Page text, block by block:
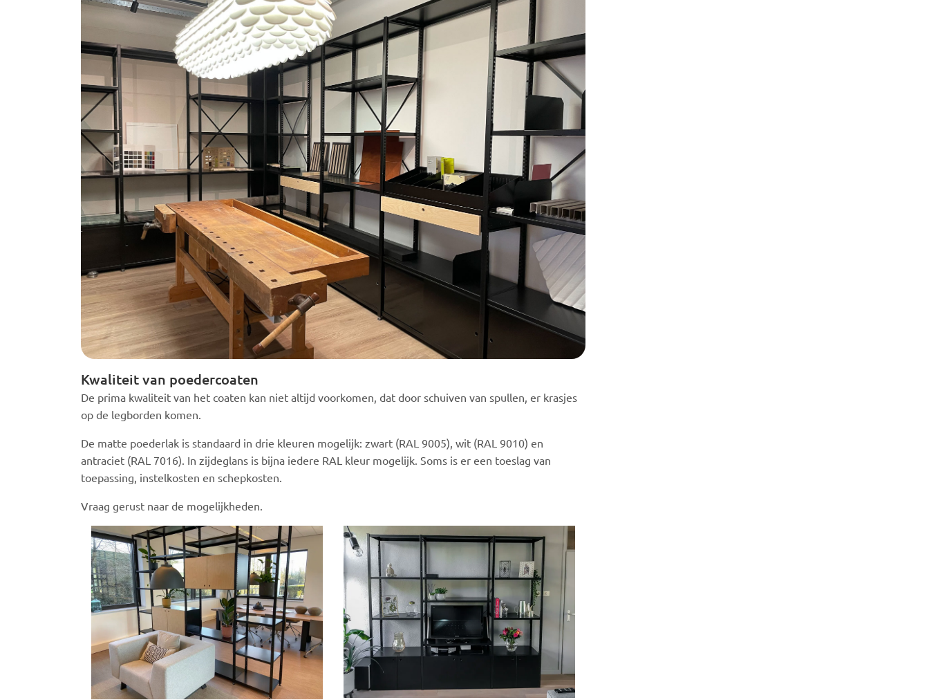
Kwaliteit van poedercoaten
De prima kwaliteit van het coaten kan niet altijd voorkomen, dat door schuiven van spullen, er krasjes
op de legborden komen.
De matte poederlak is standaard in drie kleuren mogelijk: zwart (RAL 9005), wit (RAL 9010) en
antraciet (RAL 7016). In zijdeglans is bijna iedere RAL kleur mogelijk. Soms is er een toeslag van
toepassing, instelkosten en schepkosten.
Vraag gerust naar de mogelijkheden.